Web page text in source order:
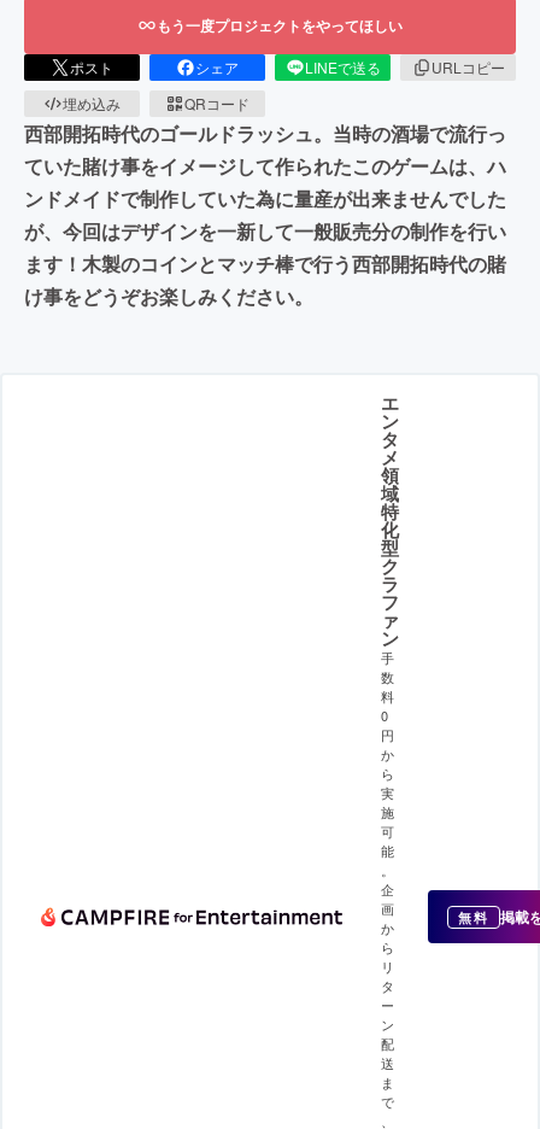
もう一度プロジェクトをやってほしい
ポスト シェア LINEで送る
URLコピー
埋め込み
QRコード
西部開拓時代のゴールドラッシュ。当時の酒場で流行っ
ていた賭け事をイメージして作られたこのゲームは、ハ
ンドメイドで制作していた為に量産が出来ませんでした
が、今回はデザインを一新して一般販売分の制作を行い
ます！木製のコインとマッチ棒で行う西部開拓時代の賭
け事をどうぞお楽しみください。
エ
ン
タ
メ
領
域
特
化
型
ク
ラ
フ
ァ
ン
手
数
料
0
円
か
ら
実
施
可
能
企
画
か
ら
リ
タ
ー
ン
配
送
ま
で
無料 掲載